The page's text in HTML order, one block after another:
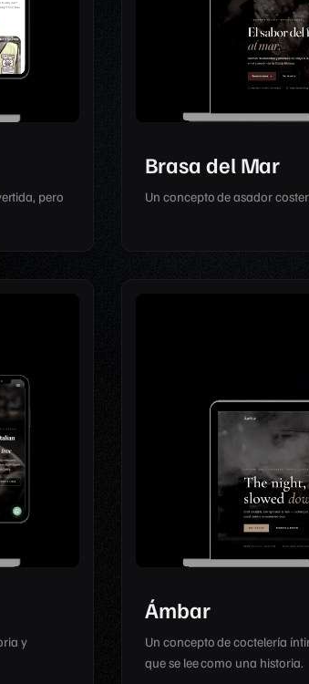
pero
Brasa del Mar
Un concepto de asador
y
Ámbar
Un concepto de coctelería
que se lee como una historia.